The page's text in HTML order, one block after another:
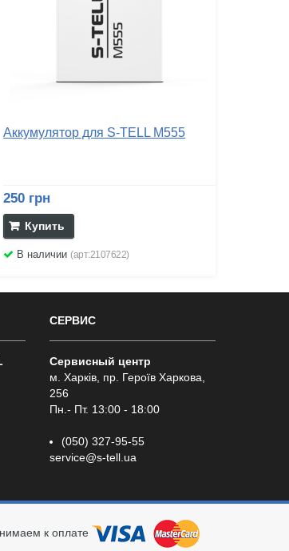
Аккумулятор для S-TELL M555
250 грн
Купить
В наличии(арт:2107622)
СЕРВИС
Сервисный центр
м. Харків, пр. Героїв Харкова,
256
Пн.- Пт. 13:00 - 18:00
(050) 327-95-55
service@s-tell.ua
к оплате